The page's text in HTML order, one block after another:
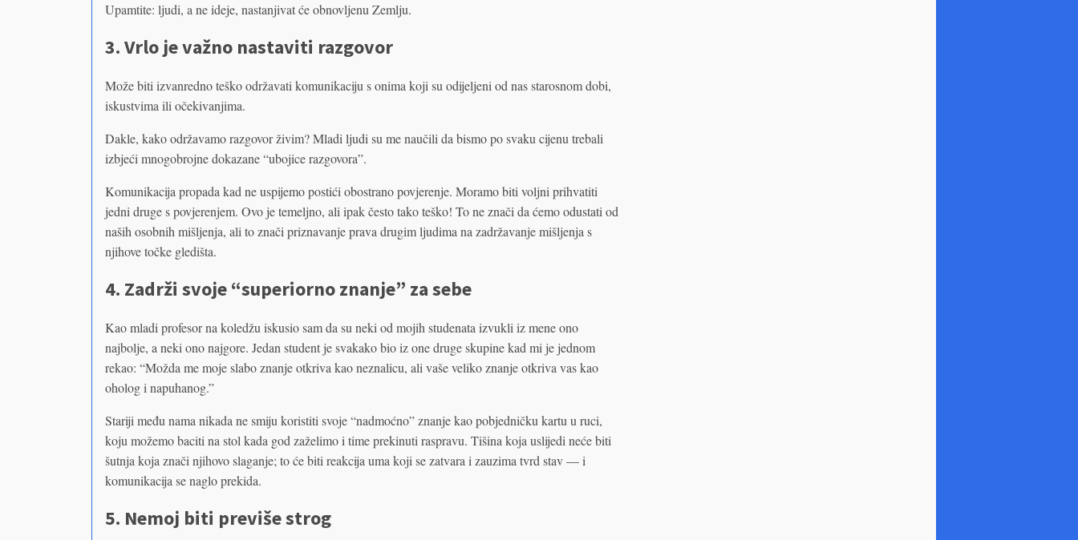
Upamtite: ljudi, a ne ideje, nastanjivat će obnovljenu Zemlju.
3. Vrlo je važno nastaviti razgovor
Može biti izvanredno teško održavati komunikaciju s onima koji su odijeljeni od nas starosnom dobi,
iskustvima ili očekivanjima.
Dakle, kako održavamo razgovor živim? Mladi ljudi su me naučili da bismo po svaku cijenu trebali
izbjeći mnogobrojne dokazane “ubojice razgovora”.
Komunikacija propada kad ne uspijemo postići obostrano povjerenje. Moramo biti voljni prihvatiti
jedni druge s povjerenjem. Ovo je temeljno, ali ipak često tako teško! To ne znači da ćemo odustati od
naših osobnih mišljenja, ali to znači priznavanje prava drugim ljudima na zadržavanje mišljenja s
njihove točke gledišta.
4. Zadrži svoje “superiorno znanje” za sebe
Kao mladi profesor na koledžu iskusio sam da su neki od mojih studenata izvukli iz mene ono
najbolje, a neki ono najgore. Jedan student je svakako bio iz one druge skupine kad mi je jednom
rekao: “Možda me moje slabo znanje otkriva kao neznalicu, ali vaše veliko znanje otkriva vas kao
oholog i napuhanog.”
Stariji među nama nikada ne smiju koristiti svoje “nadmoćno” znanje kao pobjedničku kartu u ruci,
koju možemo baciti na stol kada god zaželimo i time prekinuti raspravu. Tišina koja uslijedi neće biti
šutnja koja znači njihovo slaganje; to će biti reakcija uma koji se zatvara i zauzima tvrd stav — i
komunikacija se naglo prekida.
5. Nemoj biti previše strog